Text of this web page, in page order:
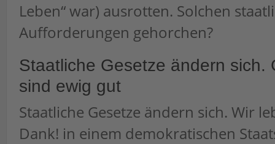
Leben“ war) ausrotten. Solchen
Aufforderungen gehorchen?
Staatliche Gesetze ändern sich.
sind ewig gut
Staatliche Gesetze ändern sich. Wir
Dank! in einem demokratischen